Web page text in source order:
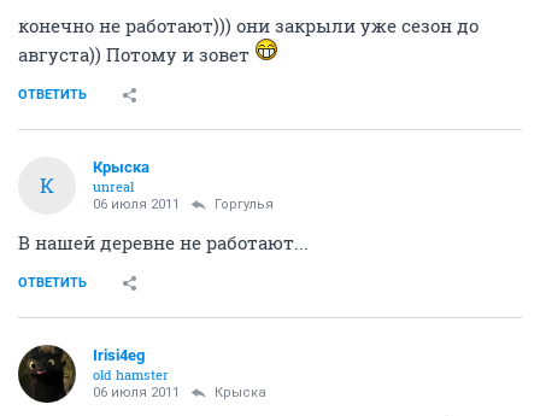
конечно не работают))) они закрыли уже сезон до
августа)) Потому и зовет
ОТВЕТИТЬ
К
Крыска
unreal
06 июля 2011 Горгулья
В нашей деревне не работают...
ОТВЕТИТЬ
Irisi4eg
old hamster
06 июля 2011 Крыска